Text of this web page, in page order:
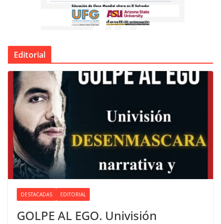
Editorial
DESTACADAS EDITORIAL
GOLPE AL EGO. Univisión